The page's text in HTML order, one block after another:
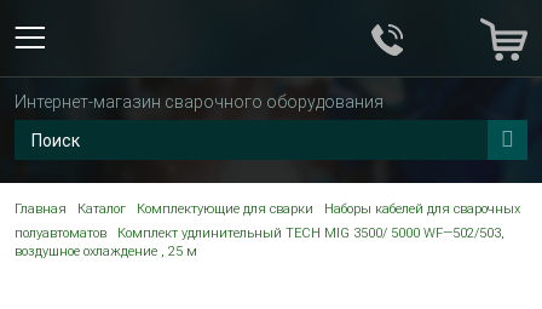
Интернет-магазин сварочного оборудования
Главная Каталог Комплектующие для сварки
Наборы кабелей для сварочных
полуавтоматов
Комплект удлинительный TECH MIG 3500/ 5000 WF—502/503,
воздушное охлаждение , 25 м